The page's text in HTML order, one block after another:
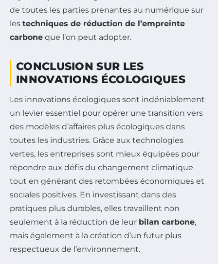
de toutes les parties prenantes au numérique sur
les techniques de réduction de l’empreinte
carbone que l’on peut adopter.
CONCLUSION SUR LES
INNOVATIONS ÉCOLOGIQUES
Les innovations écologiques sont indéniablement
un levier essentiel pour opérer une transition vers
des modèles d’affaires plus écologiques dans
toutes les industries. Grâce aux technologies
vertes, les entreprises sont mieux équipées pour
répondre aux défis du changement climatique
tout en générant des retombées économiques et
sociales positives. En investissant dans des
pratiques plus durables, elles travaillent non
seulement à la réduction de leur bilan carbone,
mais également à la création d’un futur plus
respectueux de l’environnement.